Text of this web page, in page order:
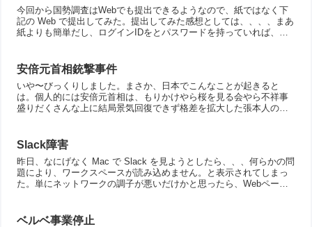
今回から国勢調査はWebでも提出できるようなので、紙ではなく下
記の Web で提出してみた。提出してみた感想としては、、、、まあ
紙よりも簡単だし、ログインIDをとパスワードを持っていれば、提
安倍元首相銃撃事件
いや〜びっくりしました。まさか、日本でこんなことが起きると
は。個人的には安倍元首相は、もりかけやら桜を見る会やら不祥事
盛りだくさんな上に結局景気回復できず格差を拡大した張本人の１
Slack障害
昨日、なにげなく Mac で Slack を見ようとしたら、、、何らかの問
題により、ワークスペースが読み込めません。と表示されてしまっ
た。単にネットワークの調子が悪いだけかと思ったら、Webページ
ベルベ事業停止